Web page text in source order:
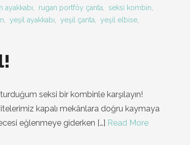
ayakkabı rugan portföy çanta seksi kombin
yeşil ayakkabı yeşil çanta yeşil elbise
seksi bir kombinle karşılayın!
kapalı mekânlara doğru kaymaya
eğlenmeye giderken […] Read More